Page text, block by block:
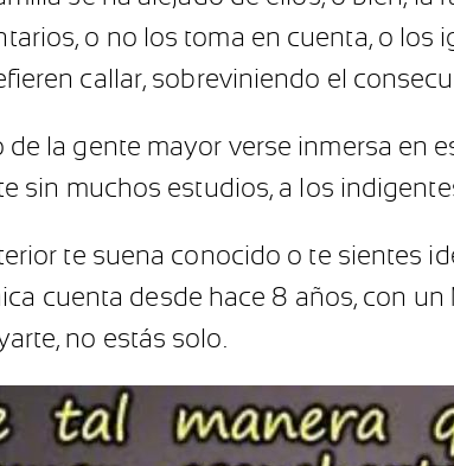
o no los toma en cuenta, o los
callar, sobreviniendo el
la gente mayor verse inmersa en
sin muchos estudios, a los
te suena conocido o te sientes
cuenta desde hace 8 años, con
no estás solo.